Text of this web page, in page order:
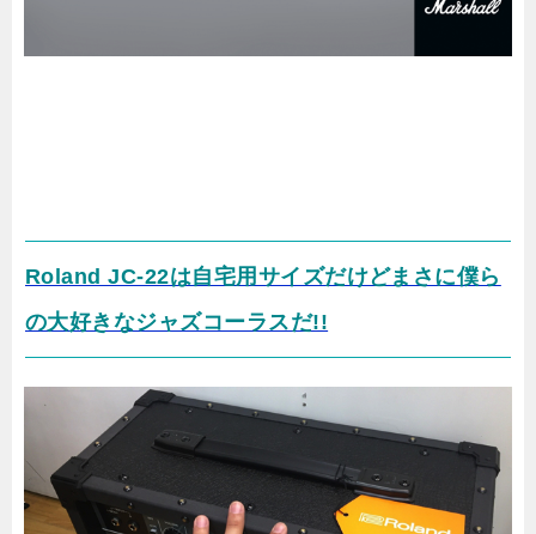
Roland JC-22は自宅用サイズだけどまさに僕ら
の大好きなジャズコーラスだ!!